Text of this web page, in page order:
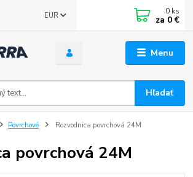
Menu
EUR
Hľadať
0 ks
za 0 €
Povrchové Rozvodnica povrchová 24M
povrchová 24M